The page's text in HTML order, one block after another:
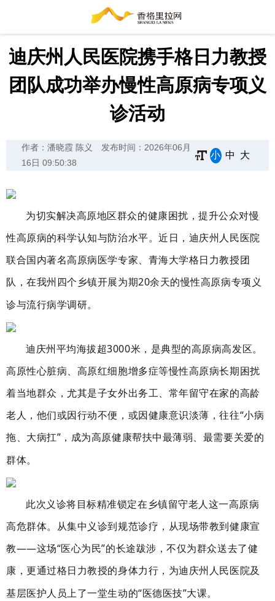
迪庆州人民医院携手格日力教授
团队成功举办慢性高原病专项义
诊活动
作者：潘晓霞 陈义
发布时间：2026年06月
16日 09:50:38
小 中 大
为切实解决高原地区群众的健康困扰，提升公众对慢
性高原病的科学认知与防治水平。近日，迪庆州人民医院
联合国内著名高原病医学专家、青海大学格日力教授团
队，在我州四个乡镇开展为期20余天的慢性高原病专项义
诊与流行病学调研。
迪庆州平均海拔超3000米，是典型的高原病高发区。
高原性心脏病、高原红细胞增多症等慢性高原病长期困扰
着当地群众，尤其是子女外出务工、常年留守在家的高龄
老人，他们或因行动不便，或因健康意识淡薄，往往“小病
拖、大病扛”，成为高原健康帮扶中最薄弱、最需要关爱的
群体。
此次义诊将目标精准锁定在乡镇留守老人这一高原病
高危群体。从集中义诊到规范诊疗，从现场带教到健康宣
教——这场“医心为民”的长途跋涉，不仅为群众送去了健
康，更通过格日力教授的身体力行，为迪庆州人民医院及
基层医护人员上了一堂生动的“医德医技”大课。